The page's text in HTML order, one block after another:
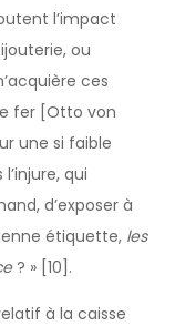
l’impact
ou
ces
fer [Otto von
une si faible
qui
d’exposer à
étiquette, les
? » [10].
à la caisse